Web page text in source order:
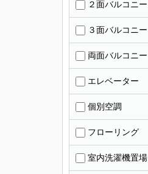
２面バルコニー
３面バルコニー
両面バルコニー
エレベーター
個別空調
フローリング
室内洗濯機置場